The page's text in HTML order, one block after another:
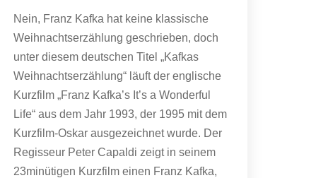
Nein, Franz Kafka hat keine klassische
Weihnachtserzählung geschrieben, doch
unter diesem deutschen Titel „Kafkas
Weihnachtserzählung“ läuft der englische
Kurzfilm „Franz Kafka’s It’s a Wonderful
Life“ aus dem Jahr 1993, der 1995 mit dem
Kurzfilm-Oskar ausgezeichnet wurde. Der
Regisseur Peter Capaldi zeigt in seinem
23minütigen Kurzfilm einen Franz Kafka,